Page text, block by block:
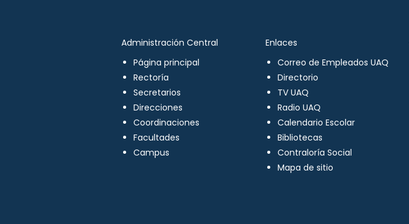
Administración Central
Página principal
Rectoría
Secretarios
Direcciones
Coordinaciones
Facultades
Campus
Enlaces
Correo de Empleados UAQ
Directorio
TV UAQ
Radio UAQ
Calendario Escolar
Bibliotecas
Contraloría Social
Mapa de sitio